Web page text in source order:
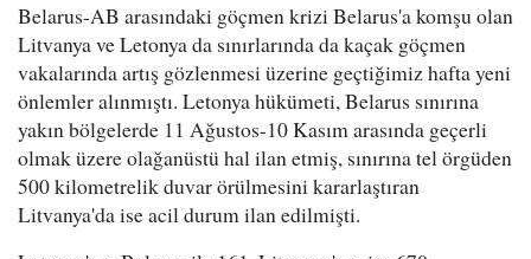
Belarus-AB arasındaki göçmen krizi Belarus'a komşu olan
Litvanya ve Letonya da sınırlarında da kaçak göçmen
vakalarında artış gözlenmesi üzerine geçtiğimiz hafta yeni
önlemler alınmıştı. Letonya hükümeti, Belarus sınırına
yakın bölgelerde 11 Ağustos-10 Kasım arasında geçerli
olmak üzere olağanüstü hal ilan etmiş, sınırına tel örgüden
500 kilometrelik duvar örülmesini kararlaştıran
Litvanya'da ise acil durum ilan edilmişti.